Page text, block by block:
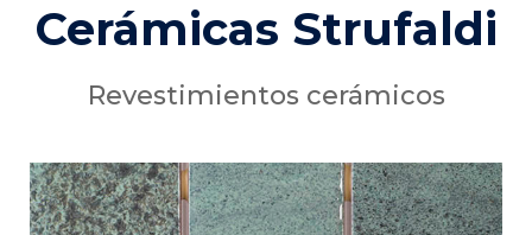
Cerámicas Strufaldi
Revestimientos cerámicos